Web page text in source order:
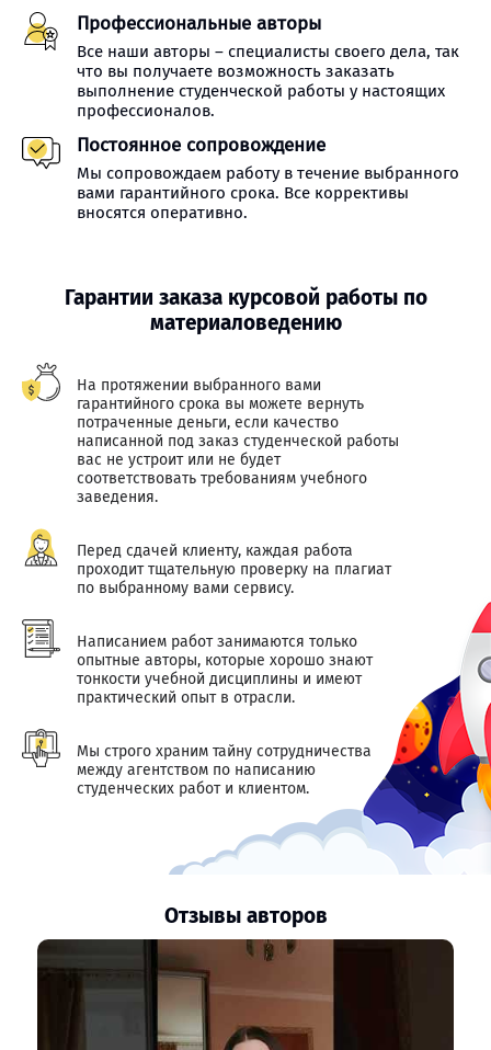
Профессиональные авторы
Все наши авторы – специалисты своего дела, так
что вы получаете возможность заказать
выполнение студенческой работы у настоящих
профессионалов.
Постоянное сопровождение
Мы сопровождаем работу в течение выбранного
вами гарантийного срока. Все коррективы
вносятся оперативно.
Гарантии заказа курсовой работы по
материаловедению
На протяжении выбранного вами
гарантийного срока вы можете вернуть
потраченные деньги, если качество
написанной под заказ студенческой работы
вас не устроит или не будет
соответствовать требованиям учебного
заведения.
Перед сдачей клиенту, каждая работа
проходит тщательную проверку на плагиат
по выбранному вами сервису.
Написанием работ занимаются только
опытные авторы, которые хорошо знают
тонкости учебной дисциплины и имеют
практический опыт в отрасли.
Мы строго храним тайну сотрудничества
между агентством по написанию
студенческих работ и клиентом.
Отзывы авторов